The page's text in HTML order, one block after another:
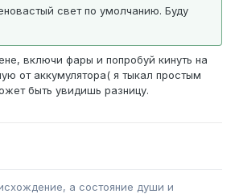
свет по умолчанию. Буду
включи фары и попробуй кинуть на
от аккумулятора( я тыкал простым
быть увидишь разницу.
а состояние души и